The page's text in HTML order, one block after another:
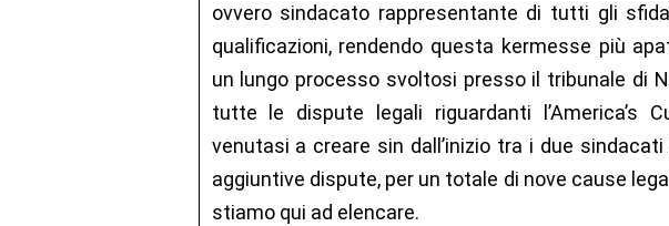
ovvero sindacato rappresentante di tutti gli
qualificazioni, rendendo questa kermesse più
un lungo processo svoltosi presso il tribunale di
tutte le dispute legali riguardanti l’America’s
venutasi a creare sin dall’inizio tra i due
aggiuntive dispute, per un totale di nove cause
stiamo qui ad elencare.